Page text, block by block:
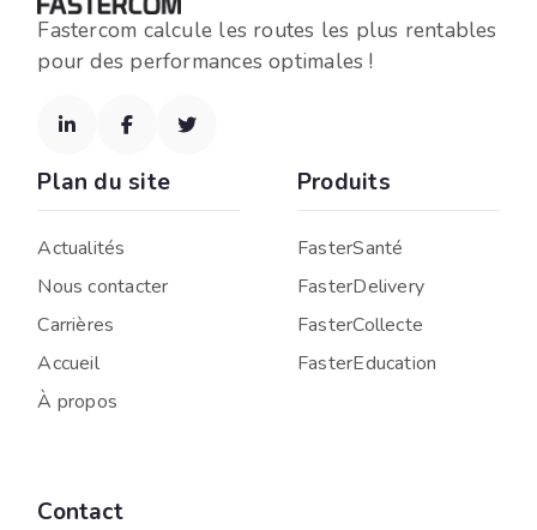
Fastercom calcule les routes les plus rentables
pour des performances optimales !
  
Plan du site
Actualités
Nous contacter
Carrières
Accueil
À propos
Produits
FasterSanté
FasterDelivery
FasterCollecte
FasterEducation
Contact